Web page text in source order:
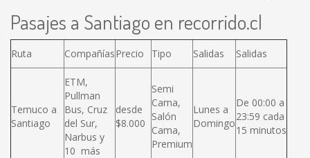
Pasajes a Santiago en recorrido.cl
Ruta CompañíasPrecio Tipo Salidas Salidas
Temuco a
Santiago
ETM,
Pullman
Bus, Cruz
del Sur,
Narbus y
10 más
desde
$8.000
Semi
Cama,
Salón
Cama,
Premium
Lunes a
Domingo
De 00:00 a
23:59 cada
15 minutos